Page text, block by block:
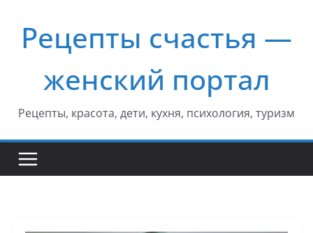
содержимому
Рецепты счастья —
женский портал
Рецепты, красота, дети, кухня, психология, туризм